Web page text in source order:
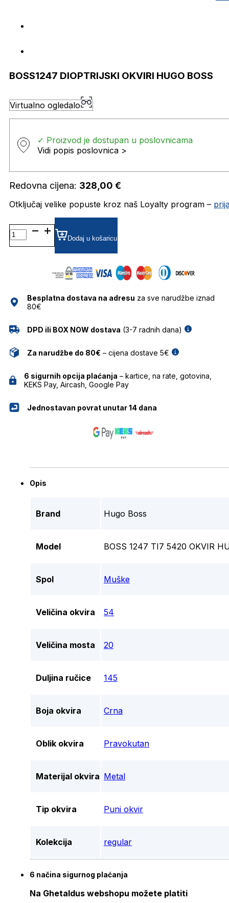
BOSS1247 DIOPTRIJSKI OKVIRI HUGO BOSS
Virtualno ogledalo
✓ Proizvod je dostupan u poslovnicama
Vidi popis poslovnica >
Redovna cijena: 328,00 €
Otključaj velike popuste kroz naš Loyalty program –
BOSS1247 DIOPTRIJSKI
OKVIRI
HUGO
Dodaj u košaricu
Besplatna dostava na adresu za sve narudžbe iznad
80€
DPD ili BOX NOW dostava (3-7 radnih dana)
Za narudžbe do 80€ – cijena dostave 5€
6 sigurnih opcija plaćanja – kartice, na rate, gotovina,
KEKS Pay, Aircash, Google Pay
Jednostavan povrat unutar 14 dana
Opis
Brand Hugo Boss
Model BOSS 1247 TI7 5420 OKVIR
Spol Muške
Veličina okvira 54
Veličina mosta 20
Duljina ručice 145
Boja okvira Crna
Oblik okvira Pravokutan
Materijal okvira Metal
Tip okvira Puni okvir
Kolekcija regular
6 načina sigurnog plaćanja
Na Ghetaldus webshopu možete platiti